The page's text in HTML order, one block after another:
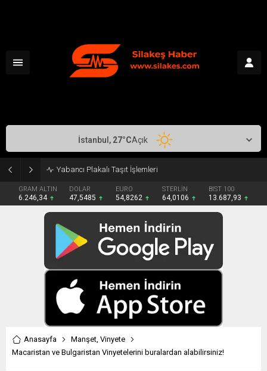
Makedonya-Yunanistan Canlı
GRAM ALTIN
6.246,34
DOLAR
47,5485
EURO
54,8262
STERLİN
64,0106
BIST 100
13.687,93
İstanbul, 27°CAçık
Anasayfa Manşet, Vinyete
Macaristan ve Bulgaristan Vinyetelerini buralardan alabilirsiniz!